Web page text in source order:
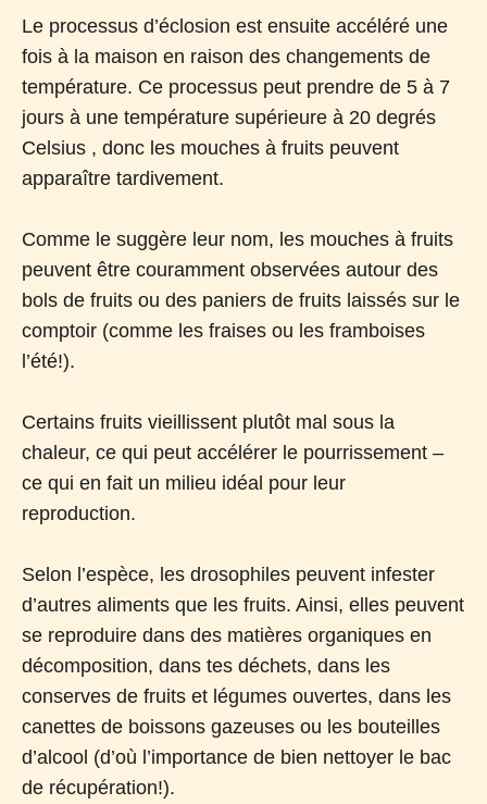
Le processus d’éclosion est ensuite accéléré une
fois à la maison en raison des changements de
température. Ce processus peut prendre de 5 à 7
jours à une température supérieure à 20 degrés
Celsius , donc les mouches à fruits peuvent
apparaître tardivement.
Comme le suggère leur nom, les mouches à fruits
peuvent être couramment observées autour des
bols de fruits ou des paniers de fruits laissés sur le
comptoir (comme les fraises ou les framboises
l’été!).
Certains fruits vieillissent plutôt mal sous la
chaleur, ce qui peut accélérer le pourrissement –
ce qui en fait un milieu idéal pour leur
reproduction.
Selon l’espèce, les drosophiles peuvent infester
d’autres aliments que les fruits. Ainsi, elles peuvent
se reproduire dans des matières organiques en
décomposition, dans tes déchets, dans les
conserves de fruits et légumes ouvertes, dans les
canettes de boissons gazeuses ou les bouteilles
d’alcool (d’où l’importance de bien nettoyer le bac
de récupération!).